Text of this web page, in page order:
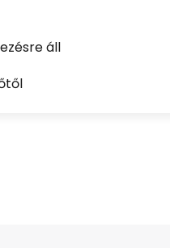
áll